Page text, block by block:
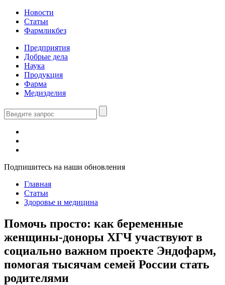
Новости
Статьи
Фармликбез
Предприятия
Добрые дела
Наука
Продукция
Фарма
Медизделия
Подпишитесь на наши обновления
Главная
Статьи
Здоровье и медицина
Помочь просто: как беременные
женщины-доноры ХГЧ участвуют в
социально важном проекте Эндофарм,
помогая тысячам семей России стать
родителями